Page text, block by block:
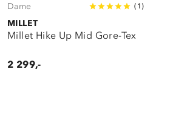
Dame ( 1 )
MILLET
Millet Hike Up Mid Gore-Tex
2 299,-